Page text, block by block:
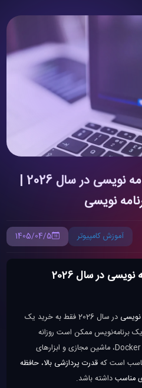
بهترین لپ تاپ برای برنامه نویسی در سال 2026 |
نویسی
1405/04/5 آموزش کامپیوتر
بهترین لپ تاپ برای برنامه نویسی در سال 2026
نویسی
در سال 2026 فقط به خرید یک
برنامه‌نویس ممکن است روزانه
ساعت‌ها با IDE، مرورگر، دیتابیس، Docker، ماشین مجازی و ابزارهای
مناسب است کهقدرت پردازشی بالا، حافظه
مناسبداشته باشد.